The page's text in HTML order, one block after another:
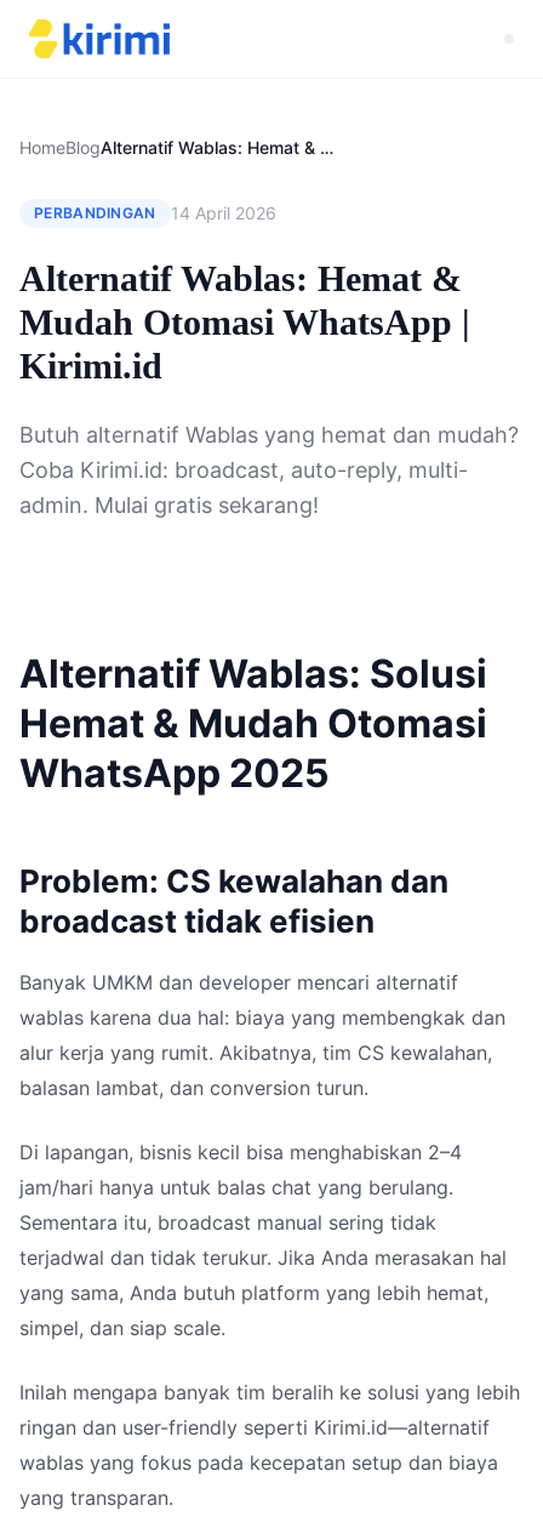
HomeBlog Alternatif Wablas: Hemat & Mudah Otomasi WhatsApp | Kirimi.id
PERBANDINGAN 14 April 2026
Alternatif Wablas: Hemat &
Mudah Otomasi WhatsApp |
Kirimi.id
Butuh alternatif Wablas yang hemat dan mudah?
Coba Kirimi.id: broadcast, auto-reply, multi-
admin. Mulai gratis sekarang!
Alternatif Wablas: Solusi
Hemat & Mudah Otomasi
WhatsApp 2025
Problem: CS kewalahan dan
broadcast tidak efisien
Banyak UMKM dan developer mencari alternatif
wablas karena dua hal: biaya yang membengkak dan
alur kerja yang rumit. Akibatnya, tim CS kewalahan,
balasan lambat, dan conversion turun.
Di lapangan, bisnis kecil bisa menghabiskan 2–4
jam/hari hanya untuk balas chat yang berulang.
Sementara itu, broadcast manual sering tidak
terjadwal dan tidak terukur. Jika Anda merasakan hal
yang sama, Anda butuh platform yang lebih hemat,
simpel, dan siap scale.
Inilah mengapa banyak tim beralih ke solusi yang lebih
ringan dan user-friendly seperti Kirimi.id—alternatif
wablas yang fokus pada kecepatan setup dan biaya
yang transparan.